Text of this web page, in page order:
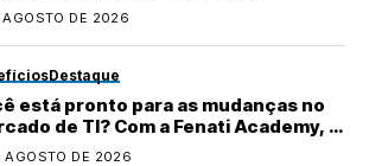
AGOSTO DE 2026
Destaque
está pronto para as mudanças no
de TI? Com a Fenati Academy, é
se atualizar!
AGOSTO DE 2026